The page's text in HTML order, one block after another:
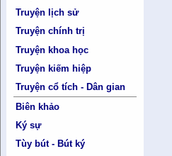
Truyện lịch sử
Truyện chính trị
Truyện khoa học
Truyện kiếm hiệp
Truyện cổ tích - Dân gian
Biên khảo
Ký sự
Tùy bút - Bút ký